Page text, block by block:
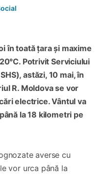
în toată țara și maxime
Potrivit Serviciului
astăzi, 10 mai, în
R. Moldova se vor
electrice. Vântul va
la 18 kilometri pe
averse cu
vor urca până la